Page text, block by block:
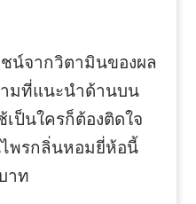
น์จากวิตามินของผล
มที่แนะนำด้านบน
เป็นใครก็ต้องติดใจ
พรกลิ่นหอมยี่ห้อนี้
าท